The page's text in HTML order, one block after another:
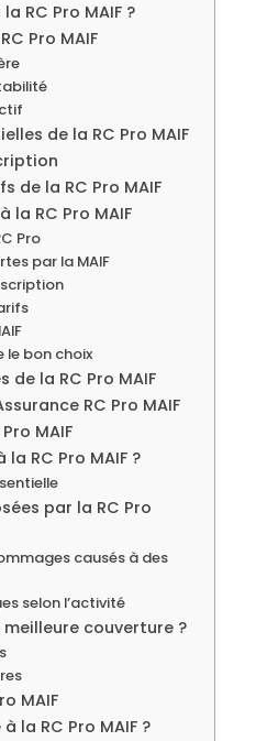
RC Pro MAIF ?
Pro MAIF
de la RC Pro MAIF
de la RC Pro MAIF
la RC Pro MAIF
Pro
par la MAIF
le bon choix
la RC Pro MAIF
RC Pro MAIF
MAIF
RC Pro MAIF ?
par la RC Pro
causés à des
selon l’activité
couverture ?
MAIF
la RC Pro MAIF ?